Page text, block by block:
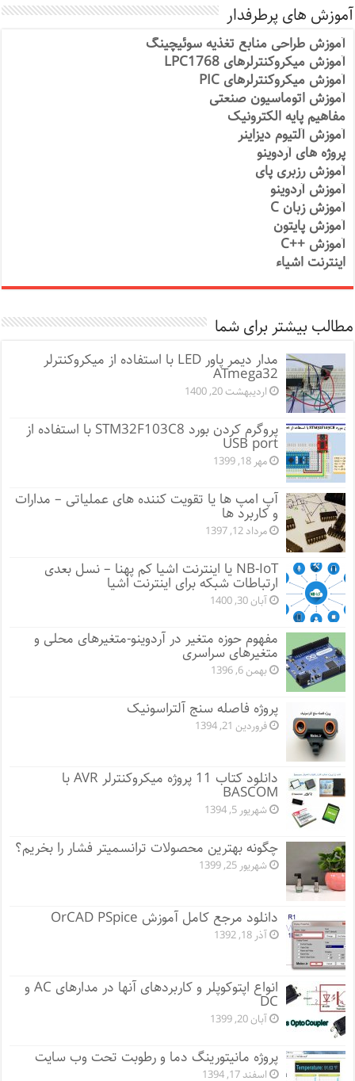
آموزش های پرطرفدار
آموزش طراحی منابع تغذیه سوئیچینگ
آموزش میکروکنترلرهای LPC1768
آموزش میکروکنترلرهای PIC
آموزش اتوماسیون صنعتی
مفاهیم پایه الکترونیک
آموزش آلتیوم دیزاینر
پروژه های آردوینو
آموزش رزبری پای
آموزش آردوینو
آموزش زبان C
آموزش پایتون
آموزش ++C
اینترنت اشیاء
مطالب بیشتر برای شما
مدار دیمر پاور LED با استفاده از میکروکنترلر
ATmega32
اردیبهشت 20, 1400
پروگرم کردن بورد STM32F103C8 با استفاده از
USB port
مهر 18, 1399
آپ امپ ها یا تقویت کننده های عملیاتی – مدارات
و کاربرد ها
مرداد 12, 1397
NB-IoT یا اینترنت اشیا کم پهنا – نسل بعدی
ارتباطات شبکه برای اینترنت اشیا
آبان 30, 1400
مفهوم حوزه متغیر در آردوینو-متغیرهای محلی و
متغیرهای سراسری
بهمن 6, 1396
پروژه فاصله سنج آلتراسونیک
فروردین 21, 1394
دانلود کتاب 11 پروژه میکروکنترلر AVR با
BASCOM
شهریور 5, 1394
چگونه بهترین محصولات ترانسمیتر فشار را بخریم؟
شهریور 25, 1399
دانلود مرجع کامل آموزش OrCAD PSpice
آذر 18, 1392
انواع اپتوکوپلر و کاربردهای آنها در مدارهای AC و
DC
آبان 20, 1399
پروژه مانيتورينگ دما و رطوبت تحت وب سایت
اسفند 17, 1394